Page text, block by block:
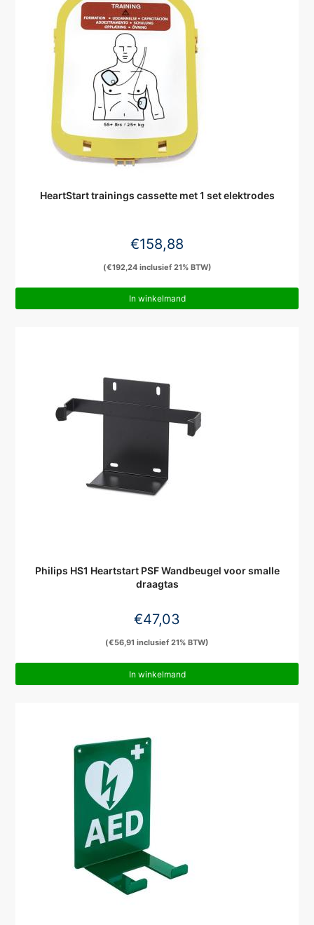
HeartStart trainings cassette met 1 set elektrodes
€158,88
(€192,24inclusief 21% BTW)
In winkelmand
Philips HS1 Heartstart PSF Wandbeugel voor smalle
draagtas
€47,03
(€56,91 inclusief 21% BTW)
In winkelmand